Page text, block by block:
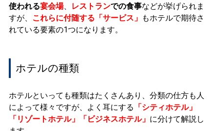
使われる宴会場、 レストランでの食事などが挙げられま
すが、 これらに付随する「サービス」 もホテルで期待さ
れている要素の1つになります。
ホテルの種類
ホテルといっても種類はたくさんあり、分類の仕方も人
によって様々ですが、よく耳にする 「シティホテル」
「リゾートホテル」「ビジネスホテル」 に分けて解説し